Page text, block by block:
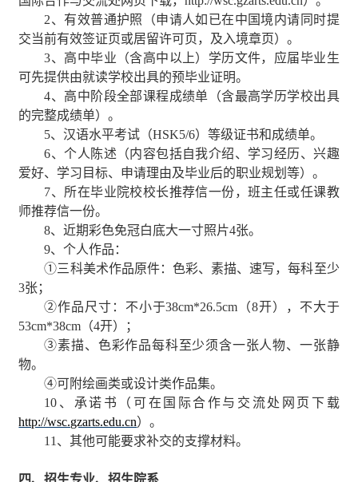
2、有效普通护照（申请人如已在中国境内请同时提
交当前有效签证页或居留许可页，及入境章页）。
3、高中毕业（含高中以上）学历文件，应届毕业生
可先提供由就读学校出具的预毕业证明。
4、高中阶段全部课程成绩单（含最高学历学校出具
的完整成绩单）。
5、汉语水平考试（HSK5/6）等级证书和成绩单。
6、个人陈述（内容包括自我介绍、学习经历、兴趣
爱好、学习目标、申请理由及毕业后的职业规划等）。
7、所在毕业院校校长推荐信一份，班主任或任课教
师推荐信一份。
8、近期彩色免冠白底大一寸照片4张。
9、个人作品：
①三科美术作品原件：色彩、素描、速写，每科至少
3张；
②作品尺寸：不小于38cm*26.5cm （8开），不大于
53cm*38cm （4开）；
③素描、色彩作品每科至少须含一张人物、一张静
物。
④可附绘画类或设计类作品集。
10 、承诺书（可在国际合作与交流处网页下载
http://wsc.gzarts.edu.cn）。
11 、其他可能要求补交的支撑材料。
四、招生专业、招生院系